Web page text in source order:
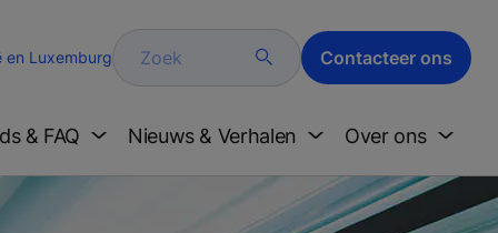
en Luxemburg Zoek Contacteer ons
& FAQ Nieuws & Verhalen Over ons